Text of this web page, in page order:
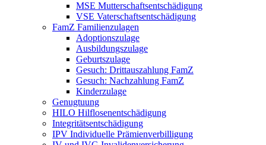
MSE Mutterschaftsentschädigung
VSE Vaterschaftsentschädigung
FamZ Familienzulagen
Adoptionszulage
Ausbildungszulage
Geburtszulage
Gesuch: Drittauszahlung FamZ
Gesuch: Nachzahlung FamZ
Kinderzulage
Genugtuung
HILO Hilflosenentschädigung
Integritätsentschädigung
IPV Individuelle Prämienverbilligung